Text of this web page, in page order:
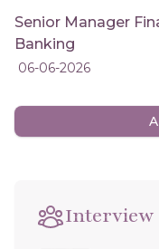
Senior Manager
Banking
06-06-2026
Interview